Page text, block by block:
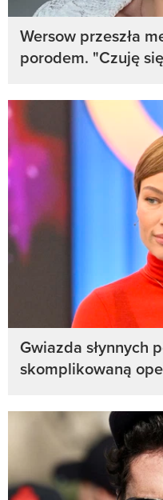
Wersow przeszła
porodem. "Czuję
Gwiazda słynnych
skomplikowaną